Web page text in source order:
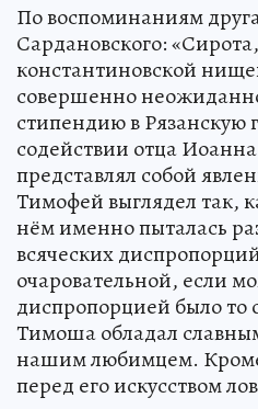
По воспоминаниям
Сардановского:
константиновской
совершенно
стипендию в Рязанскую
содействии отца
представлял собой
Тимофей выглядел так,
нём именно пыталась
всяческих
очаровательной, если
диспропорцией было то
Тимоша обладал
нашим любимцем. Кроме
перед его искусством